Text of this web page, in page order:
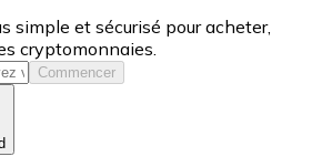
simple et sécurisé pour acheter,
cryptomonnaies.
Commencer